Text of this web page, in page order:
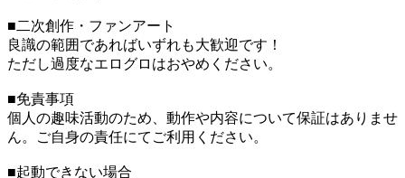
■二次創作・ファンアート
良識の範囲であればいずれも大歓迎です！
ただし過度なエログロはおやめください。
■免責事項
個人の趣味活動のため、動作や内容について保証はありませ
ん。ご自身の責任にてご利用ください。
■起動できない場合